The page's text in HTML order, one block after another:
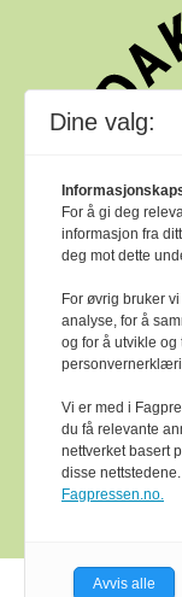
Bok &
plakaten
Dine valg:
For å gi deg
informasjon fra
deg mot dette
For øvrig bruker
analyse, for å
og for å utvikle
Vi er med i
du få relevante
nettverket basert
disse
Fagpressen.no.
Avvis alle